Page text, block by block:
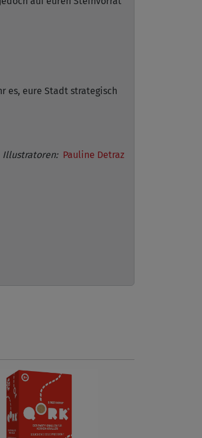
es, eure Stadt strategisch
Illustratoren: Pauline Detraz